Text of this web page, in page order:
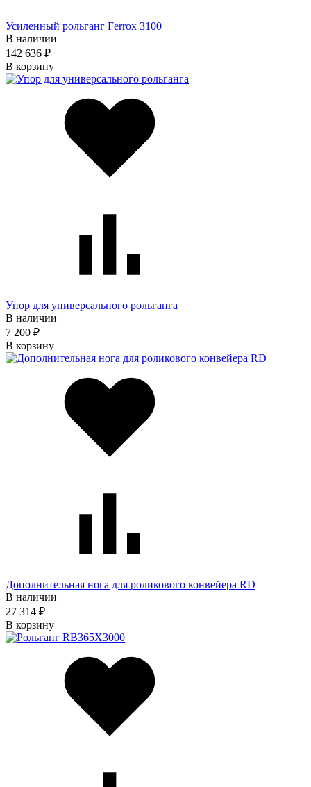
Усиленный рольганг Ferrox 3100
В наличии
142 636 ₽
В корзину
Упор для универсального рольганга
В наличии
7 200 ₽
В корзину
Дополнительная нога для роликового конвейера RD
В наличии
27 314 ₽
В корзину